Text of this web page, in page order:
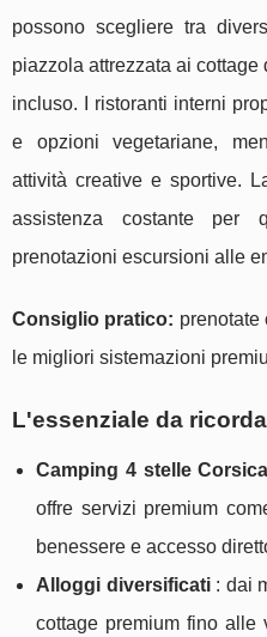
possono scegliere tra
piazzola attrezzata ai
incluso. I ristoranti interni
e opzioni vegetariane,
attività creative e sportive.
assistenza costante per
prenotazioni escursioni alle
Consiglio pratico: prenotate
le migliori sistemazioni
L'essenziale da
Camping 4 stelle
offre servizi premium
benessere e accesso
Alloggi diversificati: dai
cottage premium fino